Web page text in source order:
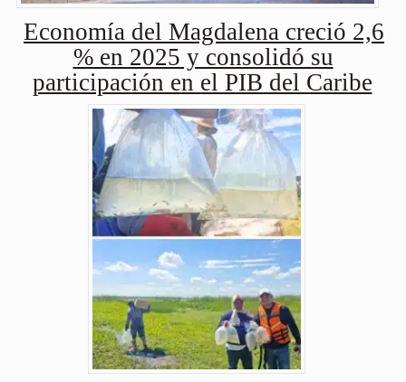
Economía del Magdalena creció 2,6
% en 2025 y consolidó su
participación en el PIB del Caribe